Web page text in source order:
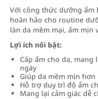
Với công thức dưỡng ẩm
hoàn hảo cho routine
làn da mềm mại, ẩm mịn
Lợi ích nổi bật:
Cấp ẩm cho da, mang
ngày
Giúp da mềm mịn
Hỗ trợ duy trì độ ẩm
Mang lại cảm giác dễ